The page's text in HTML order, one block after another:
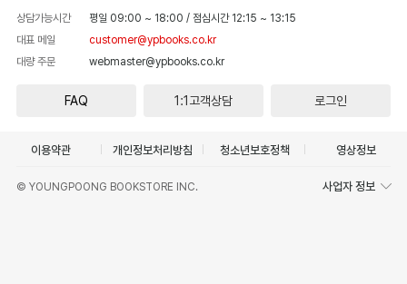
상담가능시간 평일 09:00 ~ 18:00 / 점심시간 12:15 ~ 13:15
대표 메일
customer@ypbooks.co.kr
대량 주문
webmaster@ypbooks.co.kr
FAQ 1:1고객상담 로그인
이용약관 개인정보처리방침 청소년보호정책 영상정보
© YOUNGPOONG BOOKSTORE INC. 사업자 정보